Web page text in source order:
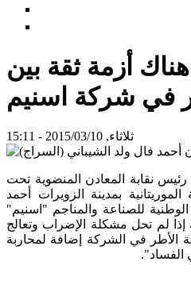
أزمة ثقة بين
في شركة اسنيم
ثلاثاء, 2015/03/10 - 15:11
نقابة المعادن المنضوية تحت
الموريتانية بمدينة الزويرات أحمد
للصناعة والمناجم "اسنيم"
إذا لم تحل مشكلة الإضراب وتعالج
الأطر في الشركة إضافة لمحاربة
الفساد".